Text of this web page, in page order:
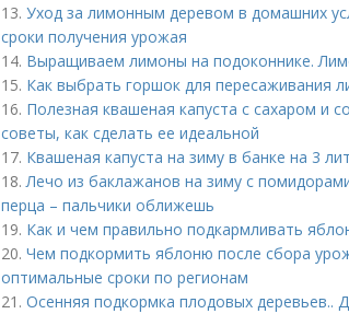
13. Уход за лимонным деревом в домашних
сроки получения урожая
14. Выращиваем лимоны на подоконнике.
15. Как выбрать горшок для пересаживания
16. Полезная квашеная капуста с сахаром и
советы, как сделать ее идеальной
17. Квашеная капуста на зиму в банке на 3
18.Лечо из баклажанов на зиму с
перца – пальчики оближешь
19. Как и чем правильно подкармливать
20. Чем подкормить яблоню после сбора
оптимальные сроки по регионам
21. Осенняя подкормка плодовых деревьев..